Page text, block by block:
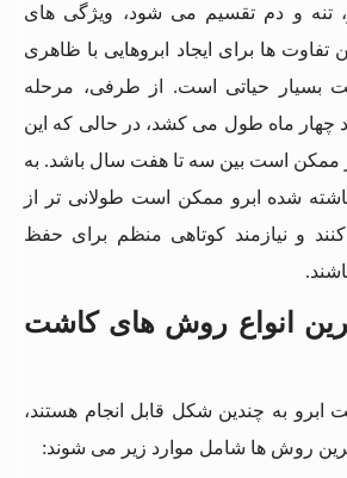
و دم تقسیم می شود، ویژگی های
تفاوت ها برای ایجاد ابروهایی با ظاهری
بسیار حیاتی است. از طرفی، مرحله
چهار ماه طول می کشد، در حالی که این
است بین سه تا هفت سال باشد. به
شده ابرو ممکن است طولانی تر از
و نیازمند کوتاهی منظم برای حفظ
انواع روش های کاشت
ابرو به چندین شکل قابل انجام هستند،
روش ها شامل موارد زیر می شوند: